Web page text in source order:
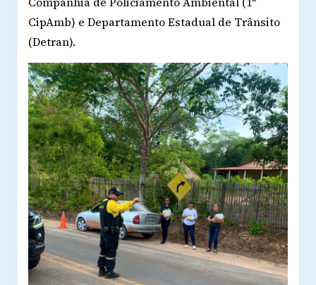
CipAmb) e Departamento Estadual de Trânsito
(Detran).